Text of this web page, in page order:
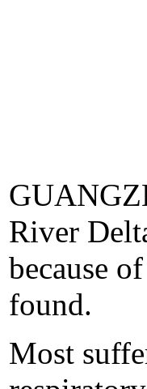
River
because
found.
Most